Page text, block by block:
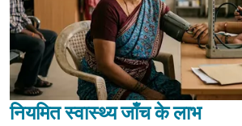
नियमित स्वास्थ्य जाँच के लाभ